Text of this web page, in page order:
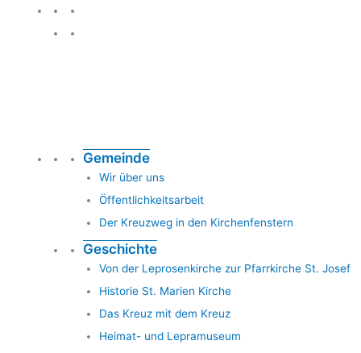
Gemeinde
Wir über uns
Öffentlichkeitsarbeit
Der Kreuzweg in den Kirchenfenstern
Geschichte
Von der Leprosenkirche zur Pfarrkirche St. Josef
Historie St. Marien Kirche
Das Kreuz mit dem Kreuz
Heimat- und Lepramuseum